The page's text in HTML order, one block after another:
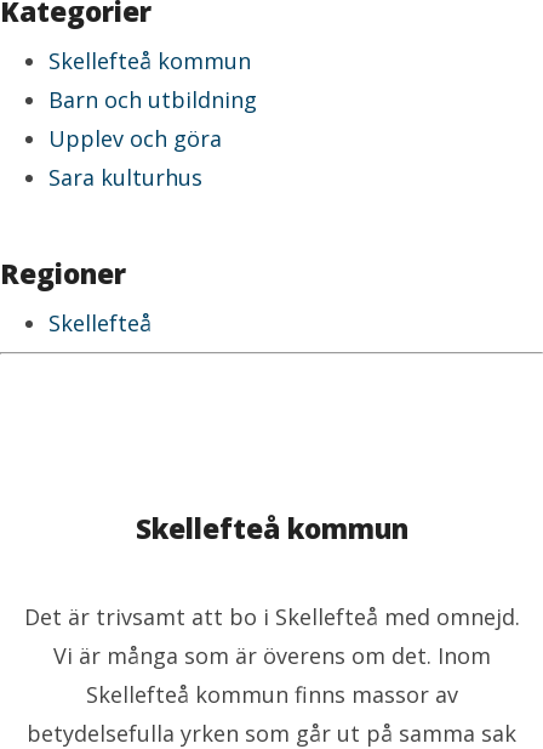
Kategorier
Skellefteå kommun
Barn och utbildning
Upplev och göra
Sara kulturhus
Regioner
Skellefteå
Skellefteå kommun
Det är trivsamt att bo i Skellefteå med omnejd.
Vi är många som är överens om det. Inom
Skellefteå kommun finns massor av
betydelsefulla yrken som går ut på samma sak